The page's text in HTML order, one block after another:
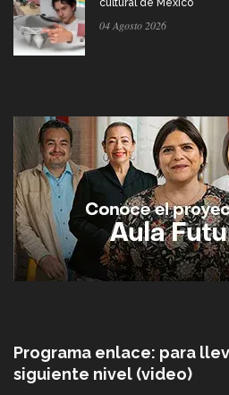
04 Agosto 2026
Programa enlace: para
siguiente nivel (video)